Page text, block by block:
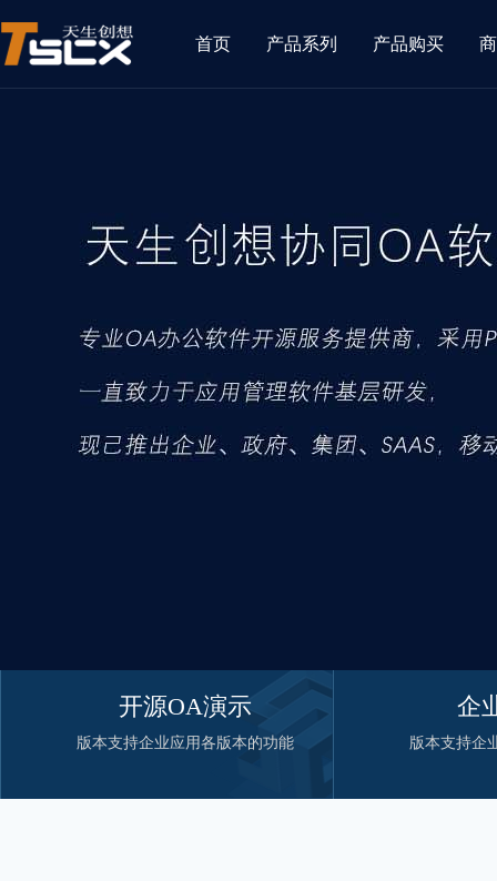
首页 产品系列 产品购买
开源OA演示
版本支持企业应用各版本的功能
企
版本支持企